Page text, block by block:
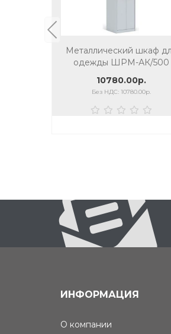
Металлический шкаф
одежды ШРМ-АК/500
10780.00р.
Без НДС: 10780.00р.
ИНФОРМАЦИЯ
О компании